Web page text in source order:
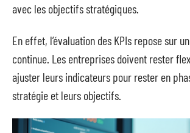
avec les objectifs stratégiques.
En effet, l’évaluation des KPIs repose sur
continue. Les entreprises doivent rester
ajuster leurs indicateurs pour rester en
stratégie et leurs objectifs.